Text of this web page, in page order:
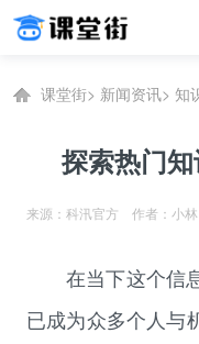
课堂街> 新闻资讯> 知
探索热门
来源：科汛官方 作者：小
在当下这个信
已成为众多个人与